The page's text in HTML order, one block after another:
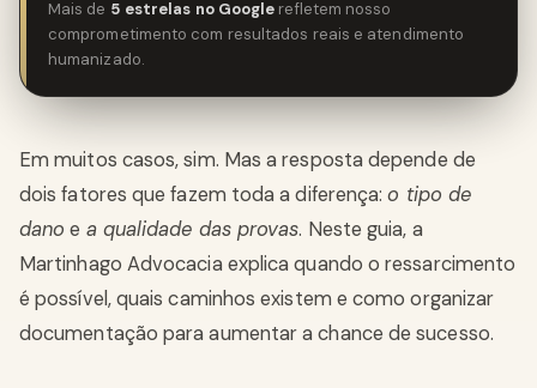
Mais de 5 estrelas no Google refletem nosso
comprometimento com resultados reais e atendimento
humanizado.
Em muitos casos, sim. Mas a resposta depende de
dois fatores que fazem toda a diferença:o tipo de
dano e a qualidade das provas. Neste guia, a
Martinhago Advocacia explica quando o ressarcimento
é possível, quais caminhos existem e como organizar
documentação para aumentar a chance de sucesso.